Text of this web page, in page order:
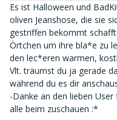
Es ist Halloween und
oliven Jeanshose, die sie
gestriffen bekommt
Örtchen um ihre bla*e zu
den lec*eren warmen,
Vlt. träumst du ja gerade
während du es dir
-Danke an den lieben
alle beim zuschauen :*